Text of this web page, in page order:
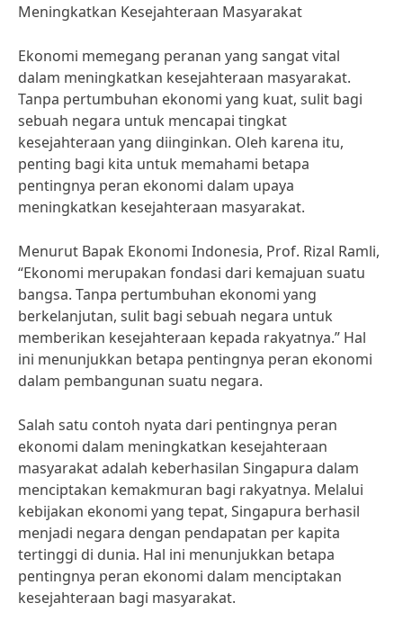
Meningkatkan Kesejahteraan Masyarakat
Ekonomi memegang peranan yang sangat vital
dalam meningkatkan kesejahteraan masyarakat.
Tanpa pertumbuhan ekonomi yang kuat, sulit bagi
sebuah negara untuk mencapai tingkat
kesejahteraan yang diinginkan. Oleh karena itu,
penting bagi kita untuk memahami betapa
pentingnya peran ekonomi dalam upaya
meningkatkan kesejahteraan masyarakat.
Menurut Bapak Ekonomi Indonesia, Prof. Rizal Ramli,
“Ekonomi merupakan fondasi dari kemajuan suatu
bangsa. Tanpa pertumbuhan ekonomi yang
berkelanjutan, sulit bagi sebuah negara untuk
memberikan kesejahteraan kepada rakyatnya.” Hal
ini menunjukkan betapa pentingnya peran ekonomi
dalam pembangunan suatu negara.
Salah satu contoh nyata dari pentingnya peran
ekonomi dalam meningkatkan kesejahteraan
masyarakat adalah keberhasilan Singapura dalam
menciptakan kemakmuran bagi rakyatnya. Melalui
kebijakan ekonomi yang tepat, Singapura berhasil
menjadi negara dengan pendapatan per kapita
tertinggi di dunia. Hal ini menunjukkan betapa
pentingnya peran ekonomi dalam menciptakan
kesejahteraan bagi masyarakat.